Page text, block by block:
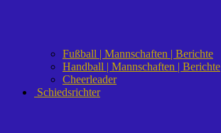
Fußball | Mannschaften | Berichte
Handball | Mannschaften | Berichte
Cheerleader
Schiedsrichter